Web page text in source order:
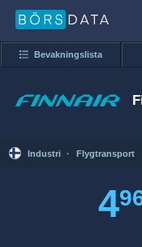
Bevakningslista
Industri · Flygtransport
4